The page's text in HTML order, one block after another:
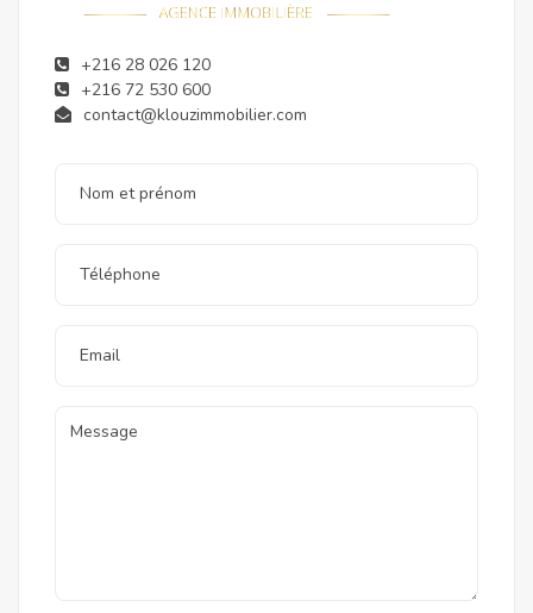
+216 28 026 120
+216 72 530 600
contact@klouzimmobilier.com